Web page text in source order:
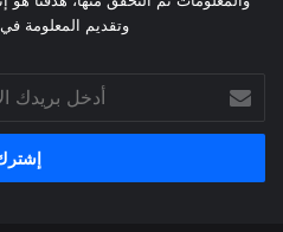
وتقديم المعلومة
بريدك
الإلكتروني